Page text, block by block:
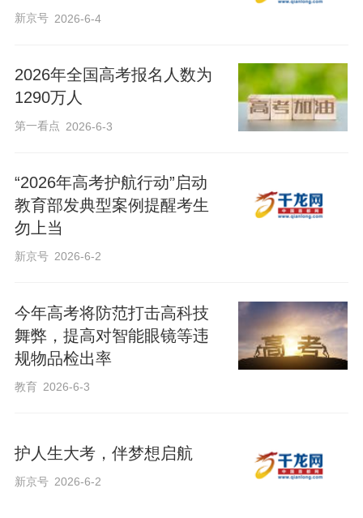
新京号 2026-6-4
2026年全国高考报名人数为
1290万人
第一看点 2026-6-3
“2026年高考护航行动”启动
教育部发典型案例提醒考生
勿上当
新京号 2026-6-2
今年高考将防范打击高科技
舞弊，提高对智能眼镜等违
规物品检出率
教育 2026-6-3
护人生大考，伴梦想启航
新京号 2026-6-2